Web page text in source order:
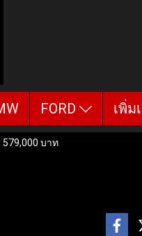
FORD เพิ่ม
579,000 บาท